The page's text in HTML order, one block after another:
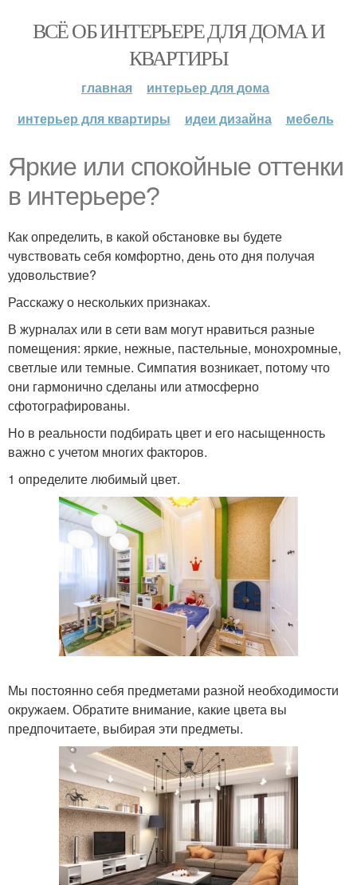
ВСЁ ОБ ИНТЕРЬЕРЕ ДЛЯ ДОМА И
КВАРТИРЫ
главная
интерьер для дома
интерьер для квартиры
идеи дизайна мебель
Яркие или спокойные оттенки
в интерьере?
Как определить, в какой обстановке вы будете
чувствовать себя комфортно, день ото дня получая
удовольствие?
Расскажу о нескольких признаках.
В журналах или в сети вам могут нравиться разные
помещения: яркие, нежные, пастельные, монохромные,
светлые или темные. Симпатия возникает, потому что
они гармонично сделаны или атмосферно
сфотографированы.
Но в реальности подбирать цвет и его насыщенность
важно с учетом многих факторов.
1 определите любимый цвет.
Мы постоянно себя предметами разной необходимости
окружаем. Обратите внимание, какие цвета вы
предпочитаете, выбирая эти предметы.